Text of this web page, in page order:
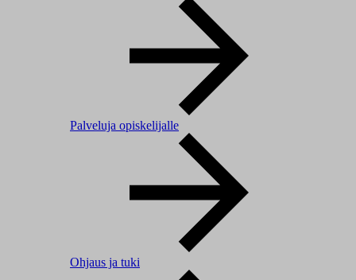
Palveluja opiskelijalle
Ohjaus ja tuki